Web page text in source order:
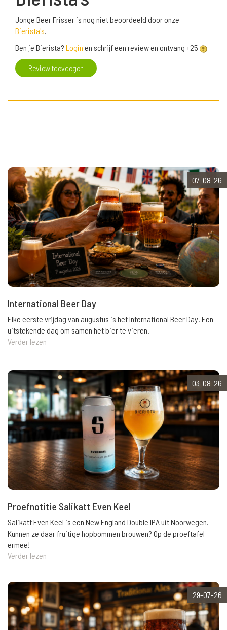
Jonge Beer Frisser is nog niet beoordeeld door onze
Bierista's.
Ben je Bierista? Login en schrijf een review en ontvang +25
Review toevoegen
07-08-26
International Beer Day
Elke eerste vrijdag van augustus is het International Beer Day. Een
uitstekende dag om samen het bier te vieren.
Verder lezen
03-08-26
Proefnotitie Salikatt Even Keel
Salikatt Even Keel is een New England Double IPA uit Noorwegen.
Kunnen ze daar fruitige hopbommen brouwen? Op de proeftafel
ermee!
Verder lezen
29-07-26